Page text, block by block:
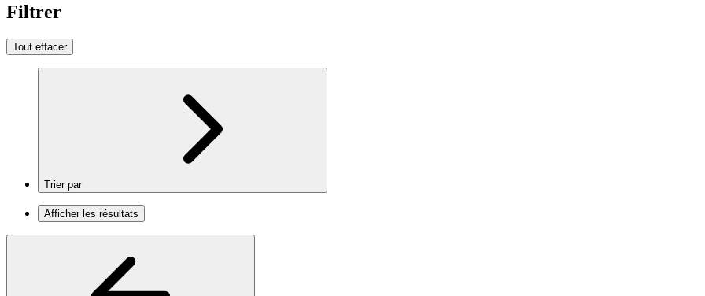
Filtrer
Tout effacer
Trier par
Afficher les résultats